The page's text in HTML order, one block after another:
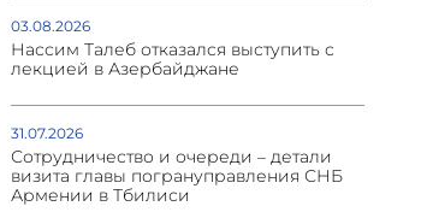
03.08.2026
Нассим Талеб отказался выступить с
лекцией в Азербайджане
31.07.2026
Сотрудничество и очереди – детали
визита главы погрануправления СНБ
Армении в Тбилиси